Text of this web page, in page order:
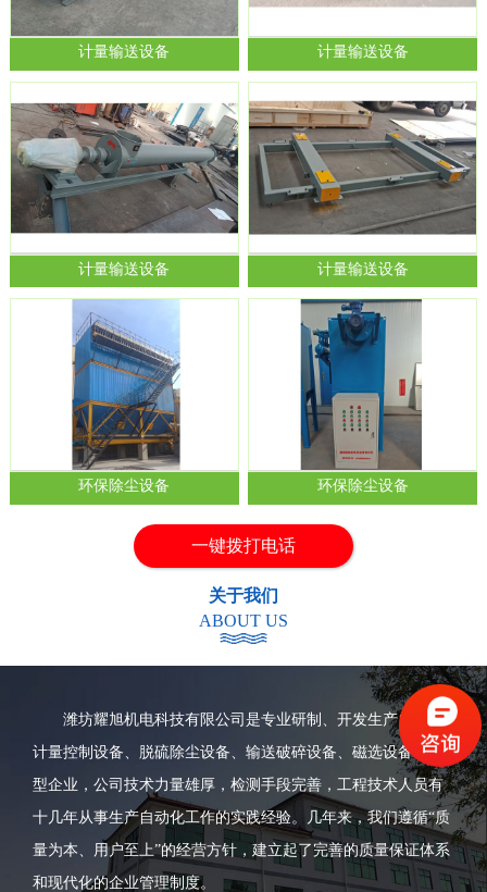
计量输送设备 计量输送设备
计量输送设备 计量输送设备
环保除尘设备 环保除尘设备
一键拨打电话
关于我们
ABOUT US
潍坊耀旭机电科技有限公司是专业研制、开发生产自动化
计量控制设备、脱硫除尘设备、输送破碎设备、磁选设备等大
型企业，公司技术力量雄厚，检测手段完善，工程技术人员有
十几年从事生产自动化工作的实践经验。几年来，我们遵循“质
量为本、用户至上”的经营方针，建立起了完善的质量保证体系
和现代化的企业管理制度。